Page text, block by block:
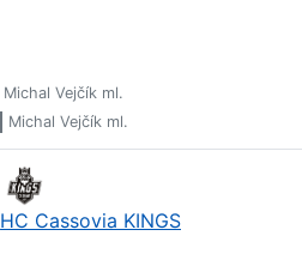
Michal Vejčík ml.
Michal Vejčík ml.
HC Cassovia KINGS